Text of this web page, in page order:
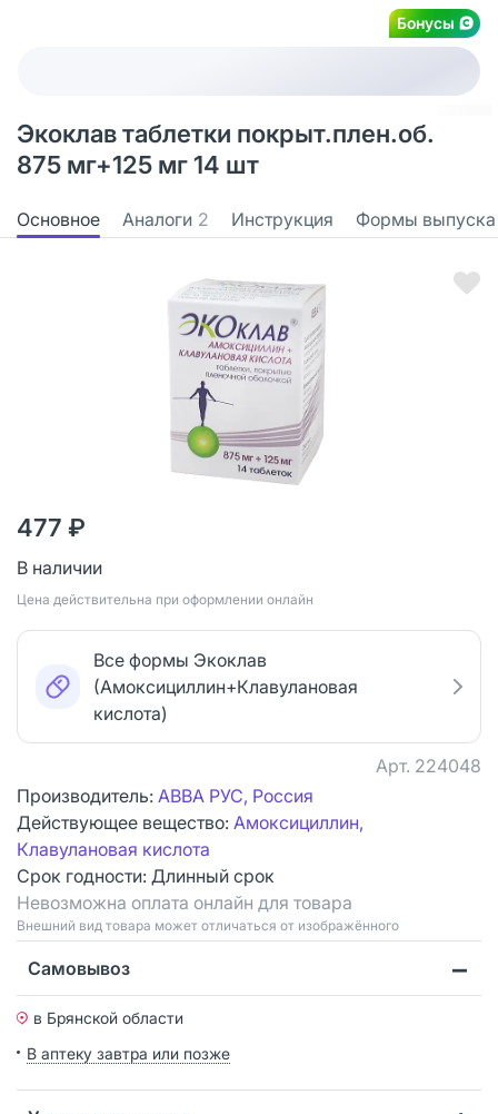
Бонусы
Экоклав таблетки покрыт.плен.об.
875 мг+125 мг 14 шт
Основное Аналоги 2 Инструкция Формы выпуска
477 ₽
В наличии
Цена действительна при оформлении онлайн
Все формы Экоклав
(Амоксициллин+Клавулановая
кислота)
Арт. 224048
Производитель: АВВА РУС, Россия
Действующее вещество: Амоксициллин,
Клавулановая кислота
Срок годности: Длинный срок
Невозможна оплата онлайн для товара
Bнешний вид товара может отличаться от изображённого
Самовывоз
в Брянской области
В аптеку завтра или позже